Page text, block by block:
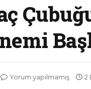
Yorum yapılmamış 2